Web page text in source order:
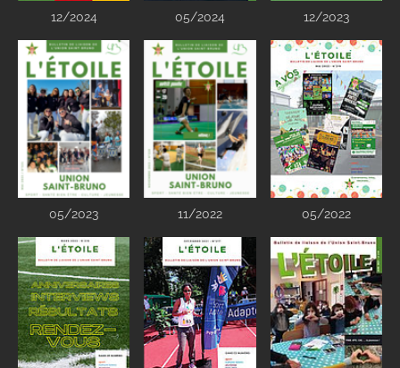
12/2024 05/2024 12/2023
05/2023 11/2022 05/2022